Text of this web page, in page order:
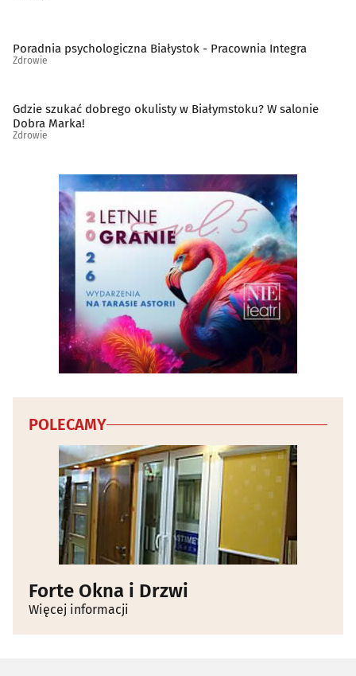
Reumatologia
Sklepy zielarsko-medyczne (13)
Stomatologia
Szkoły rodzenia(5)
Szpitale(8)
(10)
Wenerologia(1)
Poradnia psychologiczna Białystok - Pracownia Integra
Zdrowie
Gdzie szukać dobrego okulisty w Białymstoku? W salonie
Dobra Marka!
Zdrowie
POLECAMY
Forte Okna i Drzwi
Więcej informacji